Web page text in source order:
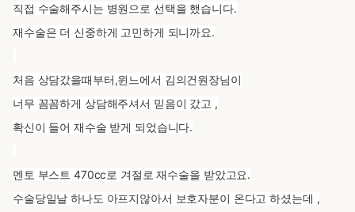
직접 수술해주시는 병원으로 선택을 했습니다.
재수술은 더 신중하게 고민하게 되니까요.
처음 상담갔을때부터,윈느에서 김의건원장님이
너무 꼼꼼하게 상담해주셔서 믿음이 갔고 ,
확신이 들어 재수술 받게 되었습니다.
멘토 부스트 470cc로 겨절로 재수술을 받았고요.
수술당일날 하나도 아프지않아서 보호자분이 온다고 하셨는데 ,